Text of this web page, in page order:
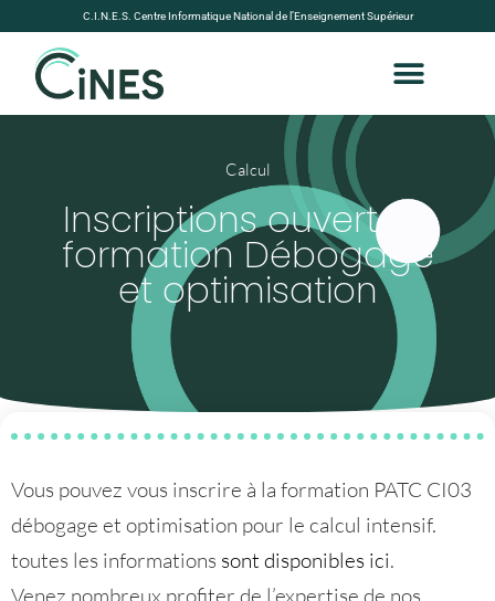
C.I.N.E.S. Centre Informatique National de l’Enseignement Supérieur
Calcul
Inscriptions ouvertes :
formation Débogage
et optimisation
Vous pouvez vous inscrire à la formation PATC CI03
débogage et optimisation pour le calcul intensif.
toutes les informations sont disponibles ici.
Venez nombreux profiter de l’expertise de nos